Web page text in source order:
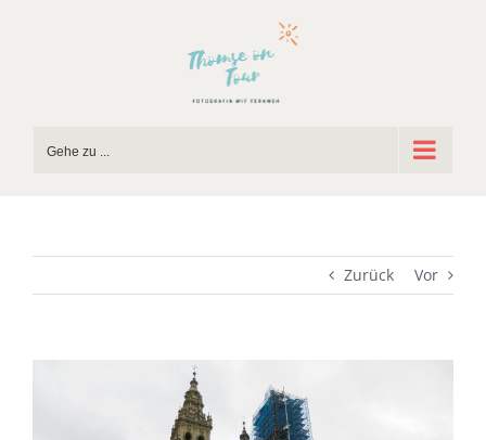
Gehe zu ...
Zurück Vor